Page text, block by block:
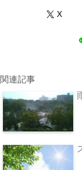
X
関連記事